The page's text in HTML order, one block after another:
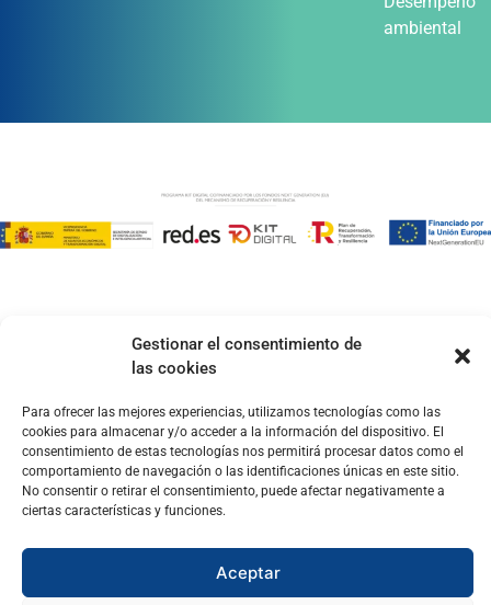
Gestionar el consentimiento de
las cookies
Para ofrecer las mejores experiencias, utilizamos tecnologías como las
cookies para almacenar y/o acceder a la información del dispositivo. El
consentimiento de estas tecnologías nos permitirá procesar datos como el
comportamiento de navegación o las identificaciones únicas en este sitio.
No consentir o retirar el consentimiento, puede afectar negativamente a
ciertas características y funciones.
Aceptar
ambiental